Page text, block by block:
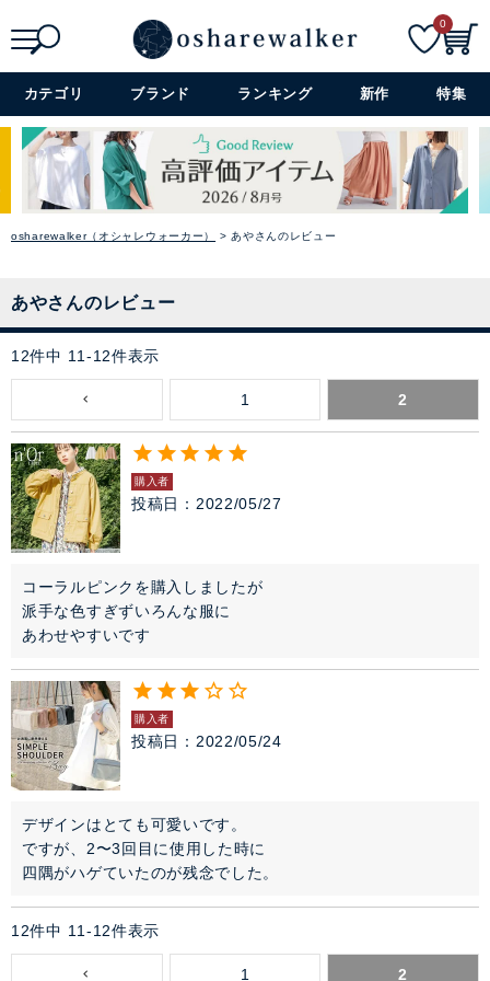
詳細検索+
0
カテゴリ ブランド ランキング 新作 特集
ワンピース
ぺチコート
アウター
コーデセット・セットアイテム
バッグ
アクセサリー
ファッション雑貨
セレモニー・オケージョン
アイテム特集
SALE
雑誌掲載アイテム
閉じる
osharewalker（オシャレウォーカー） あやさんのレビュー
あやさんのレビュー
12件中 11 -12件表示
1 2
購入者
投稿日 2022/05/27
コーラルピンクを購入しましたが
派手な色すぎずいろんな服に
あわせやすいです
購入者
投稿日 2022/05/24
デザインはとても可愛いです。
ですが、2〜3回目に使用した時に
四隅がハゲていたのが残念でした。
12件中 11 -12件表示
1 2